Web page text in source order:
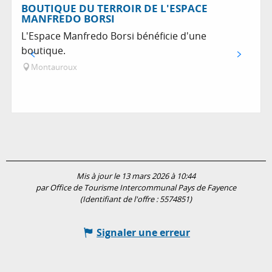
BOUTIQUE DU TERROIR DE L'ESPACE
MANFREDO BORSI
L'Espace Manfredo Borsi bénéficie d'une
boutique.
Montauroux
Mis à jour le 13 mars 2026 à 10:44
par Office de Tourisme Intercommunal Pays de Fayence
(Identifiant de l'offre :5574851)
Signaler une erreur